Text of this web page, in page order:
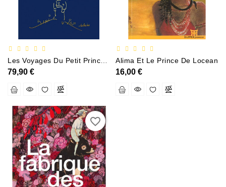
Parascolaire
Policier
Thriller
Religion
Ésotérisme
Romans
Et
Nouvelles
De
Genre
Romance
79,90 €
Alima Et Le Prince De Locean
16,00 €
favorite_border